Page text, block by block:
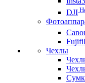
DJI
Чехлы